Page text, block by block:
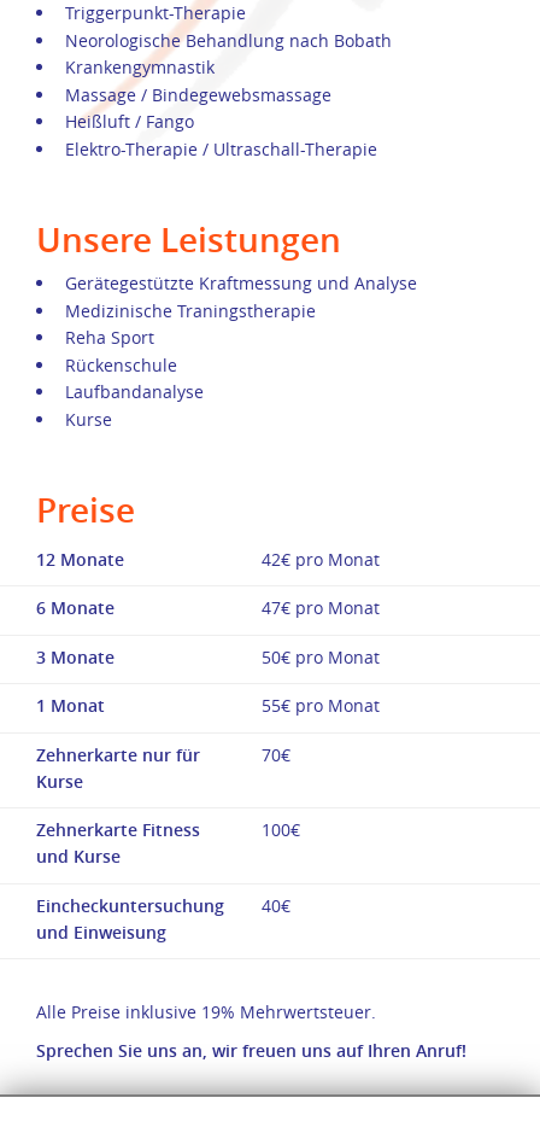
Triggerpunkt-Therapie
Neorologische Behandlung nach Bobath
Krankengymnastik
Massage / Bindegewebsmassage
Heißluft / Fango
Elektro-Therapie / Ultraschall-Therapie
Unsere Leistungen
Gerätegestützte Kraftmessung und Analyse
Medizinische Traningstherapie
Reha Sport
Rückenschule
Laufbandanalyse
Kurse
Preise
12 Monate 42€ pro Monat
6 Monate 47€ pro Monat
3 Monate 50€ pro Monat
1 Monat 55€ pro Monat
Zehnerkarte nur für
Kurse
70€
Zehnerkarte Fitness
und Kurse
100€
Eincheckuntersuchung
und Einweisung
40€
Alle Preise inklusive 19% Mehrwertsteuer.
Sprechen Sie uns an, wir freuen uns auf Ihren Anruf!